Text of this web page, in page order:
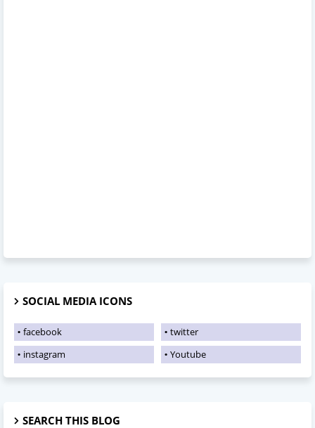
SOCIAL MEDIA ICONS
facebook
twitter
instagram
Youtube
SEARCH THIS BLOG